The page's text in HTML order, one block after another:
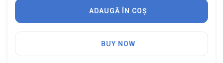
ADAUGĂ ÎN COȘ
BUY NOW